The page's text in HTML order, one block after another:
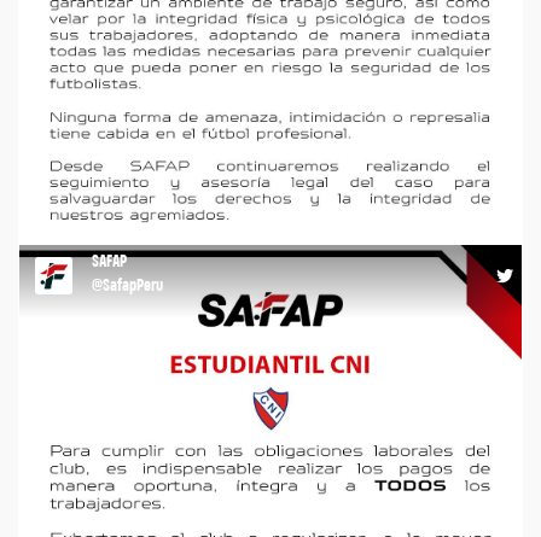
COMUNICADO #agremiacion #liga1 #fccajamarca #safap
15:12 25-06-26
SAFAP
@SafapPeru